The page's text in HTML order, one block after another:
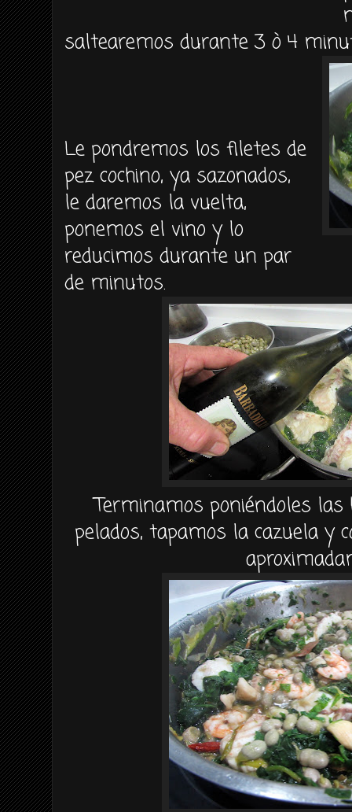
saltearemos durante 3 ò 4
Le pondremos los filetes de
pez cochino, ya sazonados,
le daremos la vuelta,
ponemos el vino y lo
reducimos durante un par
de minutos.
Terminamos poniéndoles
pelados, tapamos la cazuela y